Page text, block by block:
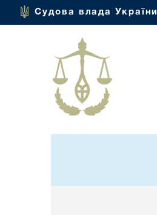
Судова влада України